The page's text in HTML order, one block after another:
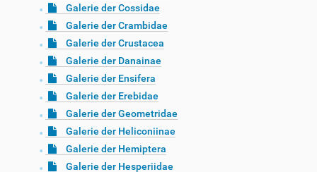
Galerie der Cossidae
Galerie der Crambidae
Galerie der Crustacea
Galerie der Danainae
Galerie der Ensifera
Galerie der Erebidae
Galerie der Geometridae
Galerie der Heliconiinae
Galerie der Hemiptera
Galerie der Hesperiidae